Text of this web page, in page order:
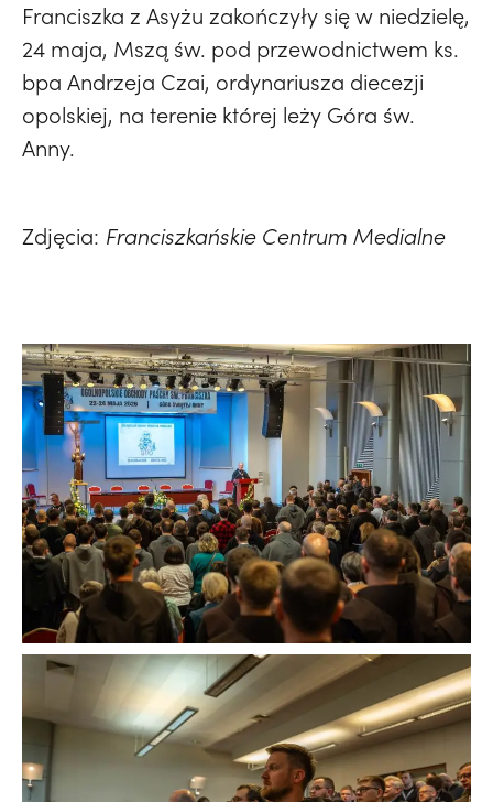
Franciszka z Asyżu zakończyły się w niedzielę,
24 maja, Mszą św. pod przewodnictwem ks.
bpa Andrzeja Czai, ordynariusza diecezji
opolskiej, na terenie której leży Góra św.
Anny.
Zdjęcia: Franciszkańskie Centrum Medialne